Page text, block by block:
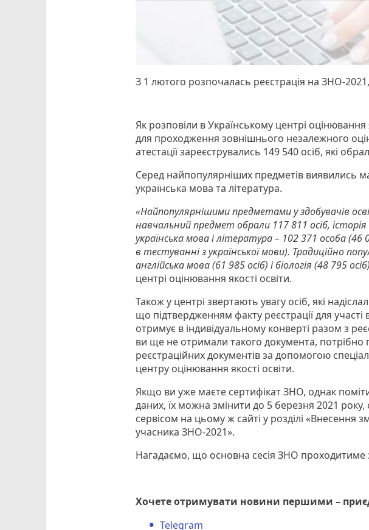
З 1 лютого розпочалась реєстрація на ЗНО-
Як розповіли в Українському центрі
для проходження зовнішнього незалежного
атестації зареєструвались 149 540 осіб, які
Серед найпопулярніших предметів виявились
українська мова та література.
«Найпопулярнішими предметами у здобувачів
навчальний предмет обрали 117 811 осіб,
українська мова і література – 102 371 особа (46
в тестуванні з української мови). Традиційно
англійська мова (61 985 осіб) і біологія (48 795
центрі оцінювання якості освіти.
Також у центрі звертають увагу осіб, які
що підтвердженням факту реєстрації для
отримує в індивідуальному конверті разом з
ви ще не отримали такого документа,
реєстраційних документів за допомогою
центру оцінювання якості освіти.
Якщо ви уже маєте сертифікат ЗНО, однак
даних, їх можна змінити до 5 березня 2021
сервісом на цьому ж сайті у розділі «Внесення
учасника ЗНО-2021».
Нагадаємо, що основна сесія ЗНО проходитиме
Хочете отримувати новини першими –
Telegram